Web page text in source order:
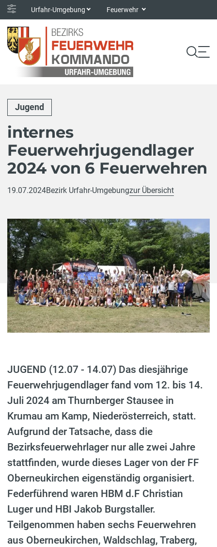
Urfahr-Umgebung Feuerwehr
Jugend
internes
Feuerwehrjugendlager
2024 von 6 Feuerwehren
19.07.2024Bezirk Urfahr-Umgebungzur Übersicht
JUGEND (12.07 - 14.07) Das diesjährige
Feuerwehrjugendlager fand vom 12. bis 14.
Juli 2024 am Thurnberger Stausee in
Krumau am Kamp, Niederösterreich, statt.
Aufgrund der Tatsache, dass die
Bezirksfeuerwehrlager nur alle zwei Jahre
stattfinden, wurde dieses Lager von der FF
Oberneukirchen eigenständig organisiert.
Federführend waren HBM d.F Christian
Luger und HBI Jakob Burgstaller.
Teilgenommen haben sechs Feuerwehren
aus Oberneukirchen, Waldschlag, Traberg,